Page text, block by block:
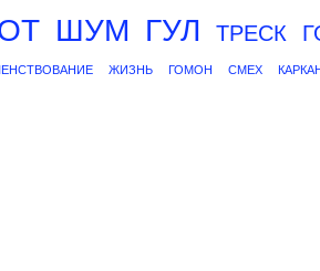
ШУМ ГУЛ ТРЕСК
ЖИЗНЬ ГОМОН СМЕХ